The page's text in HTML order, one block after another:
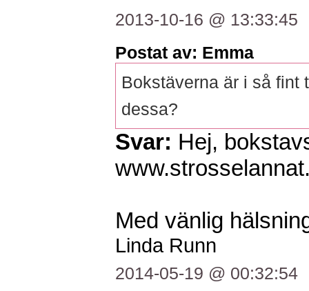
2013-10-16 @ 13:33:45
Postat av: Emma
Bokstäverna är i så fint
dessa?
Svar: Hej,
Med vänlig
Linda Runn
2014-05-19 @ 00:32:54